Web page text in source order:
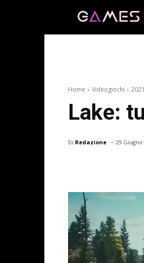
Home Videogiochi 2021
Lake:
Di Redazione - 29 Giugno